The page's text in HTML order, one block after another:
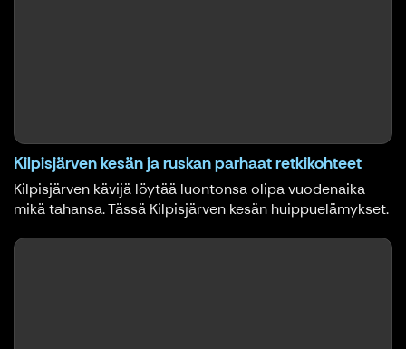
Kilpisjärven kesän ja ruskan parhaat retkikohteet
Kilpisjärven kävijä löytää luontonsa olipa vuodenaika
mikä tahansa. Tässä Kilpisjärven kesän huippuelämykset.